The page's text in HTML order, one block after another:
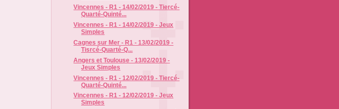
Vincennes - R1 - 14/02/2019 - Tiercé-
Quarté-Quinté...
Vincennes - R1 - 14/02/2019 - Jeux
Simples
Cagnes sur Mer - R1 - 13/02/2019 -
Tisrcé-Quarté-Q...
Angers et Toulouse - 13/02/2019 -
Jeux Simples
Vincennes - R1 - 12/02/2019 - Tiercé-
Quarté-Quinté...
Vincennes - R1 - 12/02/2019 - Jeux
Simples